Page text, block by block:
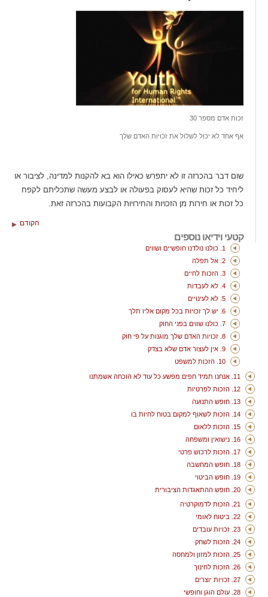
זכות אדם מספר 30
אף אחד לא יכול לשלול את זכויות האדם שלך
שום דבר בהכרזה זו לא יתפרש כאילו הוא בא להקנות למדינה, לציבור או
ליחיד כל זכות שהיא לעסוק בפעולה או לבצע מעשה שתכליתם לקפח
כל זכות או חירות מן הזכויות והחירויות הקבועות בהכרזה זאת.
הקודם
קטעי וידיאו נוספים
1. כולנו נולדנו חופשיים ושווים
2. אל תפלה
3. הזכות לחיים
4. לא לעבדות
5. לא לעינויים
6. יש לך זכויות בכל מקום אליו תלך
7. כולנו שווים בפני החוק
8. זכויות האדם שלך מוגנות על פי חוק
9. אין לעצור אדם שלא בצדק
10. הזכות למשפט
11. אנחנו תמיד חפים מפשע כל עוד לא הוכחה אשמתנו
12. הזכות לפרטיות
13. חופש התנועה
14. הזכות לשאוף למקום בטוח לחיות בו
15. הזכות ללאום
16. נישואין ומשפחה
17. הזכות לרכוש פרטי
18. חופש המחשבה
19. חופש הביטוי
20. חופש ההתאגדות הציבורית
21. הזכות לדמוקרטיה
22. ביטוח לאומי
23. זכויות עובדים
24. הזכות לשחק
25. הזכות למזון ולמחסה
26. הזכות לחינוך
27. זכויות יוצרים
28. עולם הוגן וחופשי